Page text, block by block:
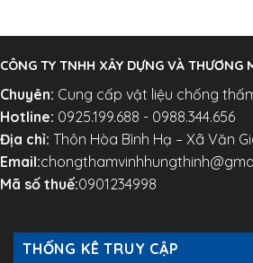
CÔNG TY TNHH XÂY DỰNG VÀ THƯƠNG
Chuyên: Cung cấp vật liệu chống
Hotline: 0925.199.688 - 0988.344.656
Địa chỉ: Thôn Hòa Bình Hạ – Xã Văn
Email:
Mã số thuế:0901234998
THỐNG KÊ TRUY CẬP